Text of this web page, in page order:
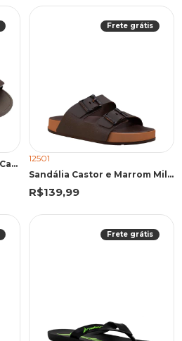
Sandália Marrom Atlanta | Cartago
Frete grátis
12501
Sandália Castor e Marrom Milão Plus | Cartago
R$139,99
Frete grátis